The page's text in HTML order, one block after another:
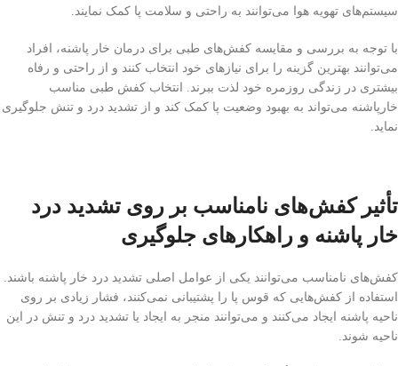
سیستم‌های تهویه هوا می‌توانند به راحتی و سلامت پا کمک نمایند.
با توجه به بررسی و مقایسه کفش‌های طبی برای درمان خار پاشنه، افراد
می‌توانند بهترین گزینه را برای نیازهای خود انتخاب کنند و از راحتی و رفاه
بیشتری در زندگی روزمره خود لذت ببرند. انتخاب کفش طبی مناسب
خارپاشنه می‌تواند به بهبود وضعیت پا کمک کند و از تشدید درد و تنش جلوگیری
نماید.
تأثیر کفش‌های نامناسب بر روی تشدید درد
خار پاشنه و راهکارهای جلوگیری
کفش‌های نامناسب می‌توانند یکی از عوامل اصلی تشدید درد خار پاشنه باشند.
استفاده از کفش‌هایی که قوس پا را پشتیبانی نمی‌کنند، فشار زیادی بر روی
ناحیه پاشنه ایجاد می‌کنند و می‌توانند منجر به ایجاد یا تشدید درد و تنش در این
ناحیه شوند.